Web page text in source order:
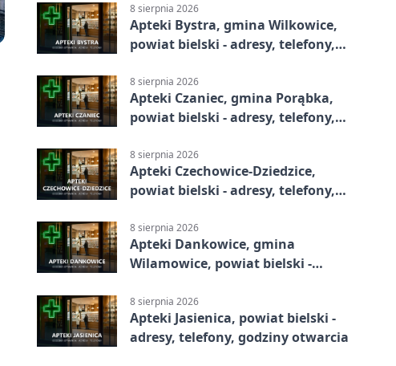
8 sierpnia 2026
Apteki Bystra, gmina Wilkowice,
powiat bielski - adresy, telefony,
8 sierpnia 2026
Apteki Czaniec, gmina Porąbka,
powiat bielski - adresy, telefony,
8 sierpnia 2026
Apteki Czechowice-Dziedzice,
powiat bielski - adresy, telefony,
8 sierpnia 2026
Apteki Dankowice, gmina
Wilamowice, powiat bielski -
8 sierpnia 2026
Apteki Jasienica, powiat bielski -
adresy, telefony, godziny otwarcia